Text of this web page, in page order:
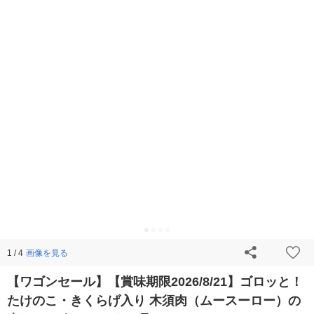
1 / 4 画像を見る
【ワゴンセール】【賞味期限2026/8/21】ゴロッと！
たけのこ・きくらげ入り 木須肉（ムースーロー）の